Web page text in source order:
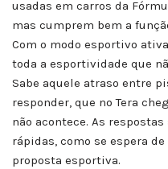
usadas em carros da
mas cumprem bem a
Com o modo esportivo
toda a esportividade que
Sabe aquele atraso entre
responder, que no Tera
não acontece. As
rápidas, como se espera
proposta esportiva.